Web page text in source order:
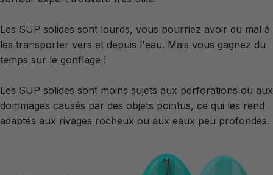
Les SUP solides sont lourds, vous pourriez avoir du mal à
les transporter vers et depuis l'eau. Mais vous gagnez du
temps sur le gonflage !
Les SUP solides sont moins sujets aux perforations ou aux
dommages causés par des objets pointus, ce qui les rend
adaptés aux rivages rocheux ou aux eaux peu profondes.